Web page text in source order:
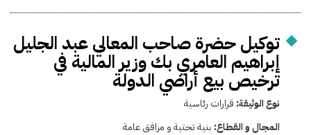
توكيل حضرة صاحب المعالي عبد الجليل
إبراهيم العامري بك وزير المالية في
ترخيص بيع أراضي الدولة
نوع الوثيقة: قرارات رئاسية
المجال و القطاع: بنية تحتية و مرافق عامة